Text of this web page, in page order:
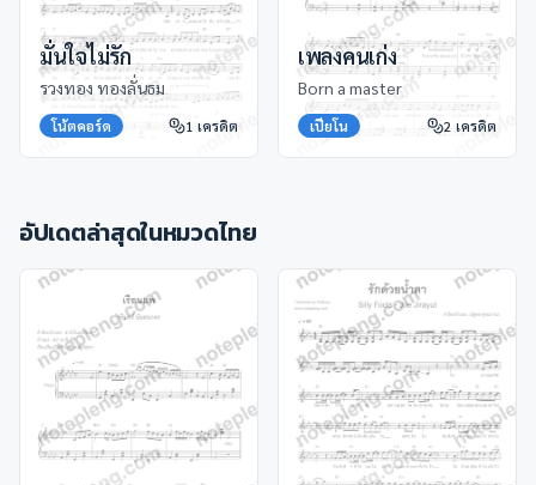
มั่นใจไม่รัก
รวงทอง ทองลั่นธม
โน้ตคอร์ด 1 เครดิต
เพลงคนเก่ง
Born a master
เปียโน 2 เครดิต
อัปเดตล่าสุดในหมวดไทย